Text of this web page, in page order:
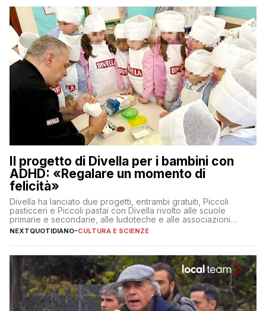
Il progetto di Divella per i bambini con
ADHD: «Regalare un momento di
felicità»
Divella ha lanciato due progetti, entrambi gratuiti, Piccoli
pasticceri e Piccoli pastai con Divella rivolto alle scuole
primarie e secondarie, alle ludoteche e alle associazioni
pugliesi che si occupano di bambini con ADHD
NEXTQUOTIDIANO-CULTURA E SCIENZE